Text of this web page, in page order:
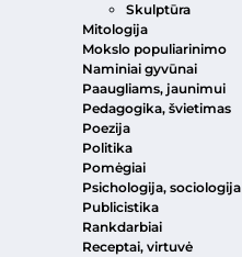
Skulptūra
Mitologija
Mokslo populiarinimo
Naminiai gyvūnai
Paaugliams, jaunimui
Pedagogika, švietimas
Poezija
Politika
Pomėgiai
Psichologija, sociologija
Publicistika
Rankdarbiai
Receptai, virtuvė